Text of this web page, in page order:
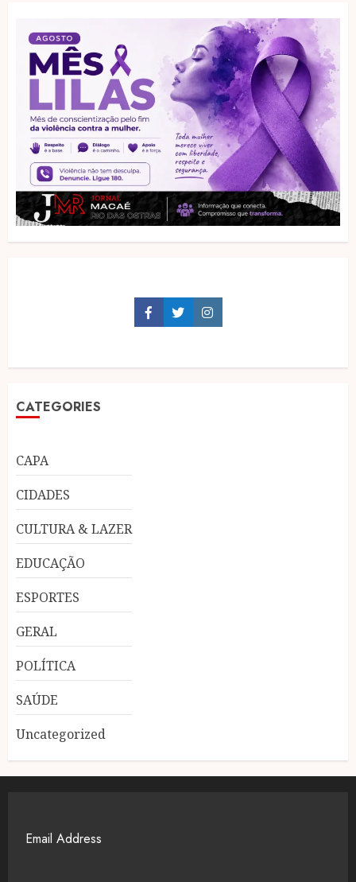
FacebookTwitterInstagram
CATEGORIES
CAPA
CIDADES
CULTURA & LAZER
EDUCAÇÃO
ESPORTES
GERAL
POLÍTICA
SAÚDE
Uncategorized